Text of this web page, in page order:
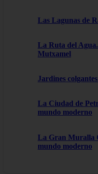
Las Lagunas de
La Ruta del
Mutxamel
Jardines
La Ciudad de
mundo moderno
La Gran Muralla
mundo moderno